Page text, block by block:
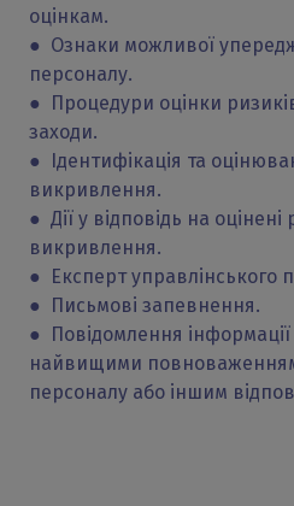
оцінкам.
● Ознаки можливої
персоналу.
● Процедури оцінки
заходи.
● Ідентифікація та
викривлення.
● Дії у відповідь на
викривлення.
● Експерт управлінського
● Письмові запевнення.
● Повідомлення
найвищими
персоналу або іншим